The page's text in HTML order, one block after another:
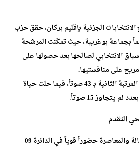
الجزئية بإقليم بركان، حقق حزب
بجماعة بوغريبة، حيث تمكّنت المرشحة
الانتخابي لصالحها بعد حصولها على
وجاءت أكرام بلفضيل في المرتبة الثانية بـ 43 صوتاً، فيما حلت حياة
يتجاوز 15 صوتاً.
التقدم
من جهته، سجّل حزب الأصالة والمعاصرة حضوراً قوياً في الدائرة 09